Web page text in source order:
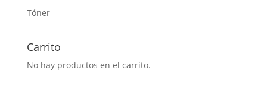
Tóner
Carrito
No hay productos en el carrito.